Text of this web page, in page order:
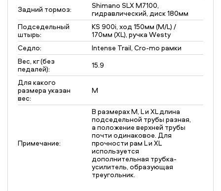
Задний тормоз:
Shimano SLX M7100,
гидравлический, диск 180мм
Подседельный
штырь:
KS 900i, ход 150мм (M/L) /
170мм (XL), ручка Westy
Седло:
Intense Trail, Cro-mo рамки
Вес, кг (без
педалей):
15.9
Для какого
размера указан
вес:
M
Примечание:
В размерах M, L и XL длина
подседельной трубы разная,
а положение верхней трубы
почти одинаковое. Для
прочности рам L и XL
используется
дополнительная трубка-
усилитель, образующая
треугольник.